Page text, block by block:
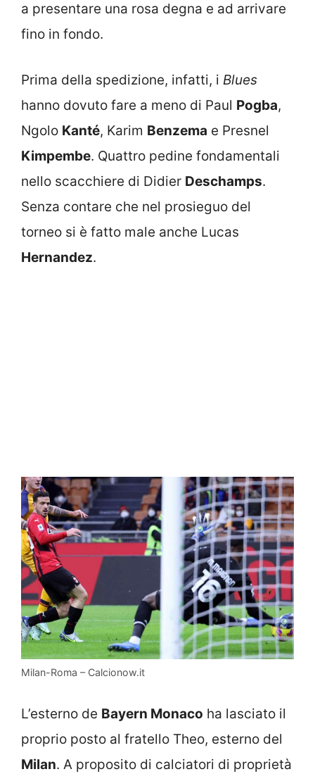
a presentare una rosa degna e ad arrivare
fino in fondo.
Prima della spedizione, infatti, i Blues
hanno dovuto fare a meno di Paul Pogba,
Ngolo Kanté, Karim Benzema e Presnel
Kimpembe. Quattro pedine fondamentali
nello scacchiere di Didier Deschamps.
Senza contare che nel prosieguo del
torneo si è fatto male anche Lucas
Hernandez.
Milan-Roma – Calcionow.it
L’esterno de Bayern Monaco ha lasciato il
proprio posto al fratello Theo, esterno del
Milan. A proposito di calciatori di proprietà